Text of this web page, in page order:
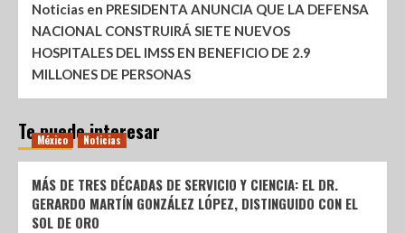
Noticias en PRESIDENTA ANUNCIA QUE LA DEFENSA
NACIONAL CONSTRUIRÁ SIETE NUEVOS
HOSPITALES DEL IMSS EN BENEFICIO DE 2.9
MILLONES DE PERSONAS
Te puede interesar
México Noticias
MÁS DE TRES DÉCADAS DE SERVICIO Y CIENCIA: EL DR.
GERARDO MARTÍN GONZÁLEZ LÓPEZ, DISTINGUIDO CON EL
SOL DE ORO